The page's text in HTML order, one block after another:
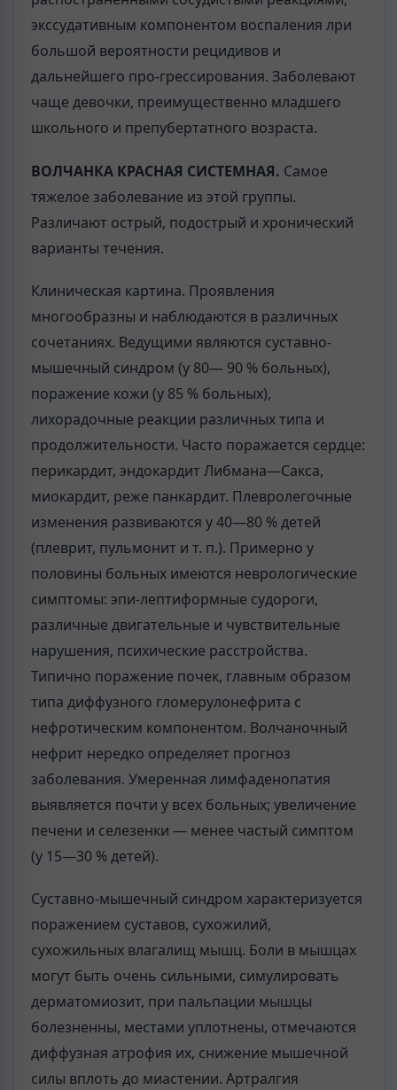
экссудативным компонентом воспаления лри
большой вероятности рецидивов и
дальнейшего про-грессирования. Заболевают
чаще девочки, преимущественно младшего
школьного и препубертатного возраста.
ВОЛЧАНКА КРАСНАЯ СИСТЕМНАЯ. Самое
тяжелое заболевание из этой группы.
Различают острый, подострый и хронический
варианты течения.
Клиническая картина. Проявления
многообразны и наблюдаются в различных
сочетаниях. Ведущими являются суставно-
мышечный синдром (у 80— 90 % больных),
поражение кожи (у 85 % больных),
лихорадочные реакции различных типа и
продолжительности. Часто поражается сердце:
перикардит, эндокардит Либмана—Сакса,
миокардит, реже панкардит. Плевролегочные
изменения развиваются у 40—80 % детей
(плеврит, пульмонит и т. п.). Примерно у
половины больных имеются неврологические
симптомы: эпи-лептиформные судороги,
различные двигательные и чувствительные
нарушения, психические расстройства.
Типично поражение почек, главным образом
типа диффузного гломерулонефрита с
нефротическим компонентом. Волчаночный
нефрит нередко определяет прогноз
заболевания. Умеренная лимфаденопатия
выявляется почти у всех больных; увеличение
печени и селезенки — менее частый симптом
(у 15—30 % детей).
Суставно-мышечный синдром характеризуется
поражением суставов, сухожилий,
сухожильных влагалищ мышц. Боли в мышцах
могут быть очень сильными, симулировать
дерматомиозит, при пальпации мышцы
болезненны, местами уплотнены, отмечаются
диффузная атрофия их, снижение мышечной
силы вплоть до миастении. Артралгия